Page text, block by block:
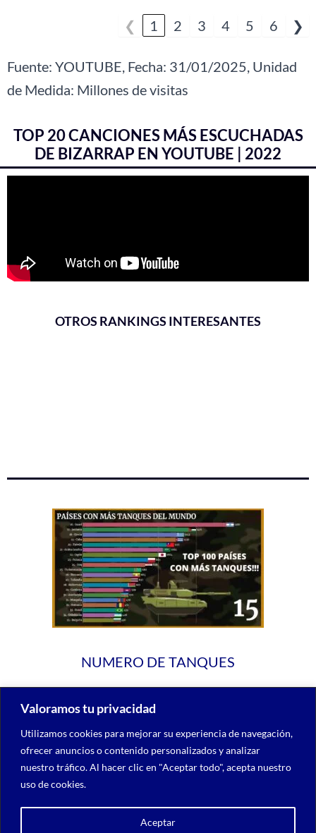
Valoramos tu privacidad
Utilizamos cookies para mejorar su experiencia de navegación,
ofrecer anuncios o contenido personalizados y analizar
nuestro tráfico. Al hacer clic en "Aceptar todo", acepta nuestro
uso de cookies.
Aceptar
❮ 1 2 3 4 5 6 ❯
Fuente: YOUTUBE, Fecha: 31/01/2025, Unidad
de Medida: Millones de visitas
TOP 20 CANCIONES MÁS ESCUCHADAS
DE BIZARRAP EN YOUTUBE | 2022
OTROS RANKINGS INTERESANTES
NUMERO DE TANQUES